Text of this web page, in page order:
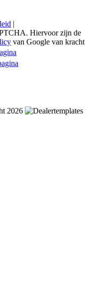
|
Hiervoor zijn de
van Google van kracht
2026